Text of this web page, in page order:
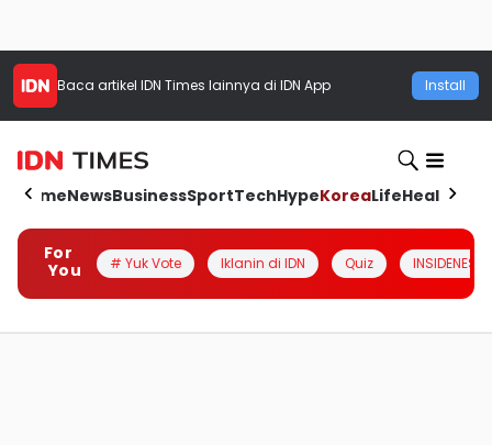
Baca artikel IDN Times lainnya di IDN App Install
HomeNewsBusinessSportTechHypeKoreaLifeHealth
For
You
# Yuk Vote Iklanin di IDN Quiz INSIDENESIA